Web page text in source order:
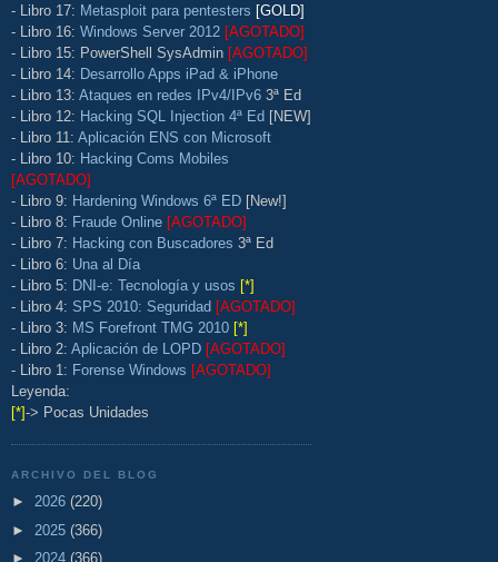
- Libro 17: Metasploit para pentesters [GOLD]
- Libro 16: Windows Server 2012 [AGOTADO]
- Libro 15: PowerShell SysAdmin [AGOTADO]
- Libro 14: Desarrollo Apps iPad & iPhone
- Libro 13: Ataques en redes IPv4/IPv6 3ª Ed
- Libro 12: Hacking SQL Injection 4ª Ed [NEW]
- Libro 11: Aplicación ENS con Microsoft
- Libro 10: Hacking Coms Mobiles
[AGOTADO]
- Libro 9: Hardening Windows 6ª ED [New!]
- Libro 8: Fraude Online [AGOTADO]
- Libro 7: Hacking con Buscadores 3ª Ed
- Libro 6: Una al Día
- Libro 5: DNI-e: Tecnología y usos [*]
- Libro 4: SPS 2010: Seguridad [AGOTADO]
- Libro 3: MS Forefront TMG 2010 [*]
- Libro 2: Aplicación de LOPD [AGOTADO]
- Libro 1: Forense Windows [AGOTADO]
Leyenda:
[*]-> Pocas Unidades
ARCHIVO DEL BLOG
► 2026 (220)
► 2025 (366)
► 2024 (366)